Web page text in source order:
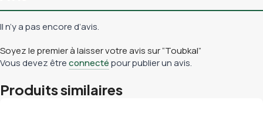
Il n’y a pas encore d’avis.
Soyez le premier à laisser votre avis sur “Toubkal”
Vous devez êtreconnectépour publier un avis.
Produits similaires